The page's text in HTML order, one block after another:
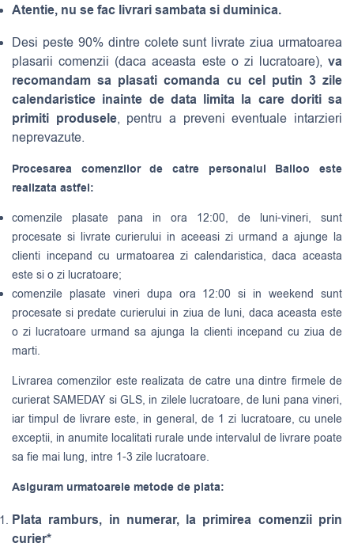
Atentie, nu se fac livrari sambata si duminica.
Desi peste 90% dintre colete sunt livrate ziua urmatoarea
plasarii comenzii (daca aceasta este o zi lucratoare), va
recomandam sa plasati comanda cu cel putin 3 zile
calendaristice inainte de data limita la care doriti sa
primiti produsele, pentru a preveni eventuale intarzieri
neprevazute.
Procesarea comenzilor de catre personalul Balloo este
realizata astfel:
comenzile plasate pana in ora 12:00, de luni-vineri, sunt
procesate si livrate curierului in aceeasi zi urmand a ajunge la
clienti incepand cu urmatoarea zi calendaristica, daca aceasta
este si o zi lucratoare;
comenzile plasate vineri dupa ora 12:00 si in weekend sunt
procesate si predate curierului in ziua de luni, daca aceasta este
o zi lucratoare urmand sa ajunga la clienti incepand cu ziua de
marti.
Livrarea comenzilor este realizata de catre una dintre firmele de
curieratSAMEDAY si GLS, in zilele lucratoare, de luni pana vineri,
iar timpul de livrare este, in general, de 1 zi lucratoare, cu unele
exceptii, in anumite localitati rurale unde intervalul de livrare poate
sa fie mai lung, intre 1-3 zile lucratoare.
Asiguram urmatoarele metode de plata:
Plata ramburs, in numerar, la primirea comenzii prin
curier*